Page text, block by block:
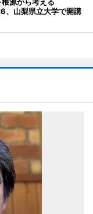
山梨県立大学で開講